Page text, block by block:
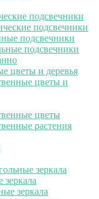
подсвечники
подсвечники
подсвечники
подсвечники
цветы и деревья
цветы и
цветы
растения
зеркала
зеркала